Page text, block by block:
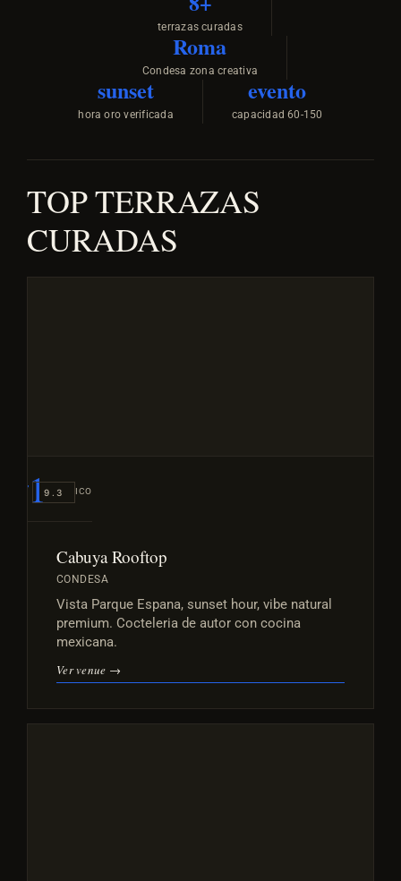
terrazas curadas
Roma
Condesa zona creativa
sunset
hora oro verificada
evento
capacidad 60-150
TOP TERRAZAS
CURADAS
#19.3 ICONIC
Cabuya Rooftop
CONDESA
Vista Parque Espana, sunset hour, vibe natural
premium. Cocteleria de autor con cocina
mexicana.
Ver venue →